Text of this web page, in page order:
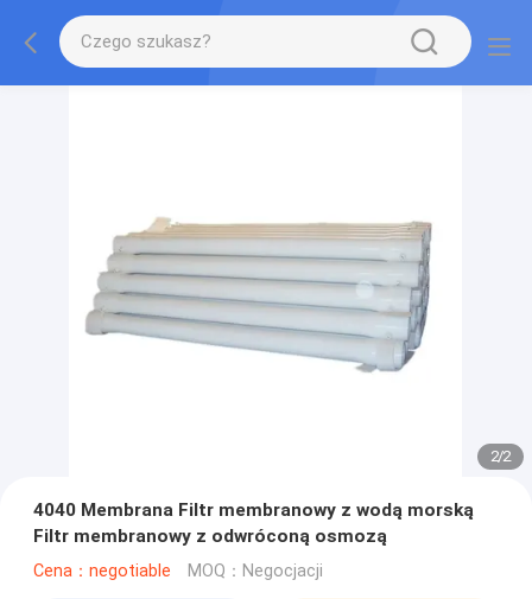
2/2
4040 Membrana Filtr membranowy z wodą morską
Filtr membranowy z odwróconą osmozą
Cena：negotiable MOQ：Negocjacji